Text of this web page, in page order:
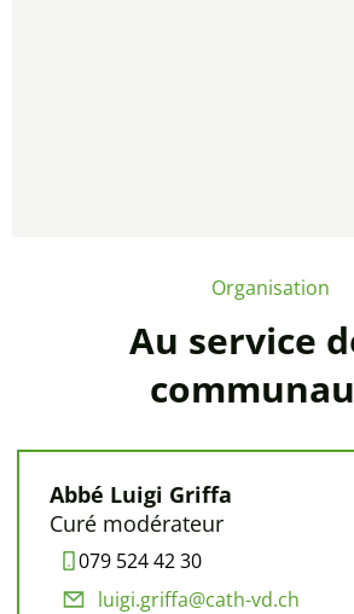
Organisation
Au service
Abbé Luigi Griffa
Curé modérateur
079 524 42 30
luigi.griffa@cath-vd.ch